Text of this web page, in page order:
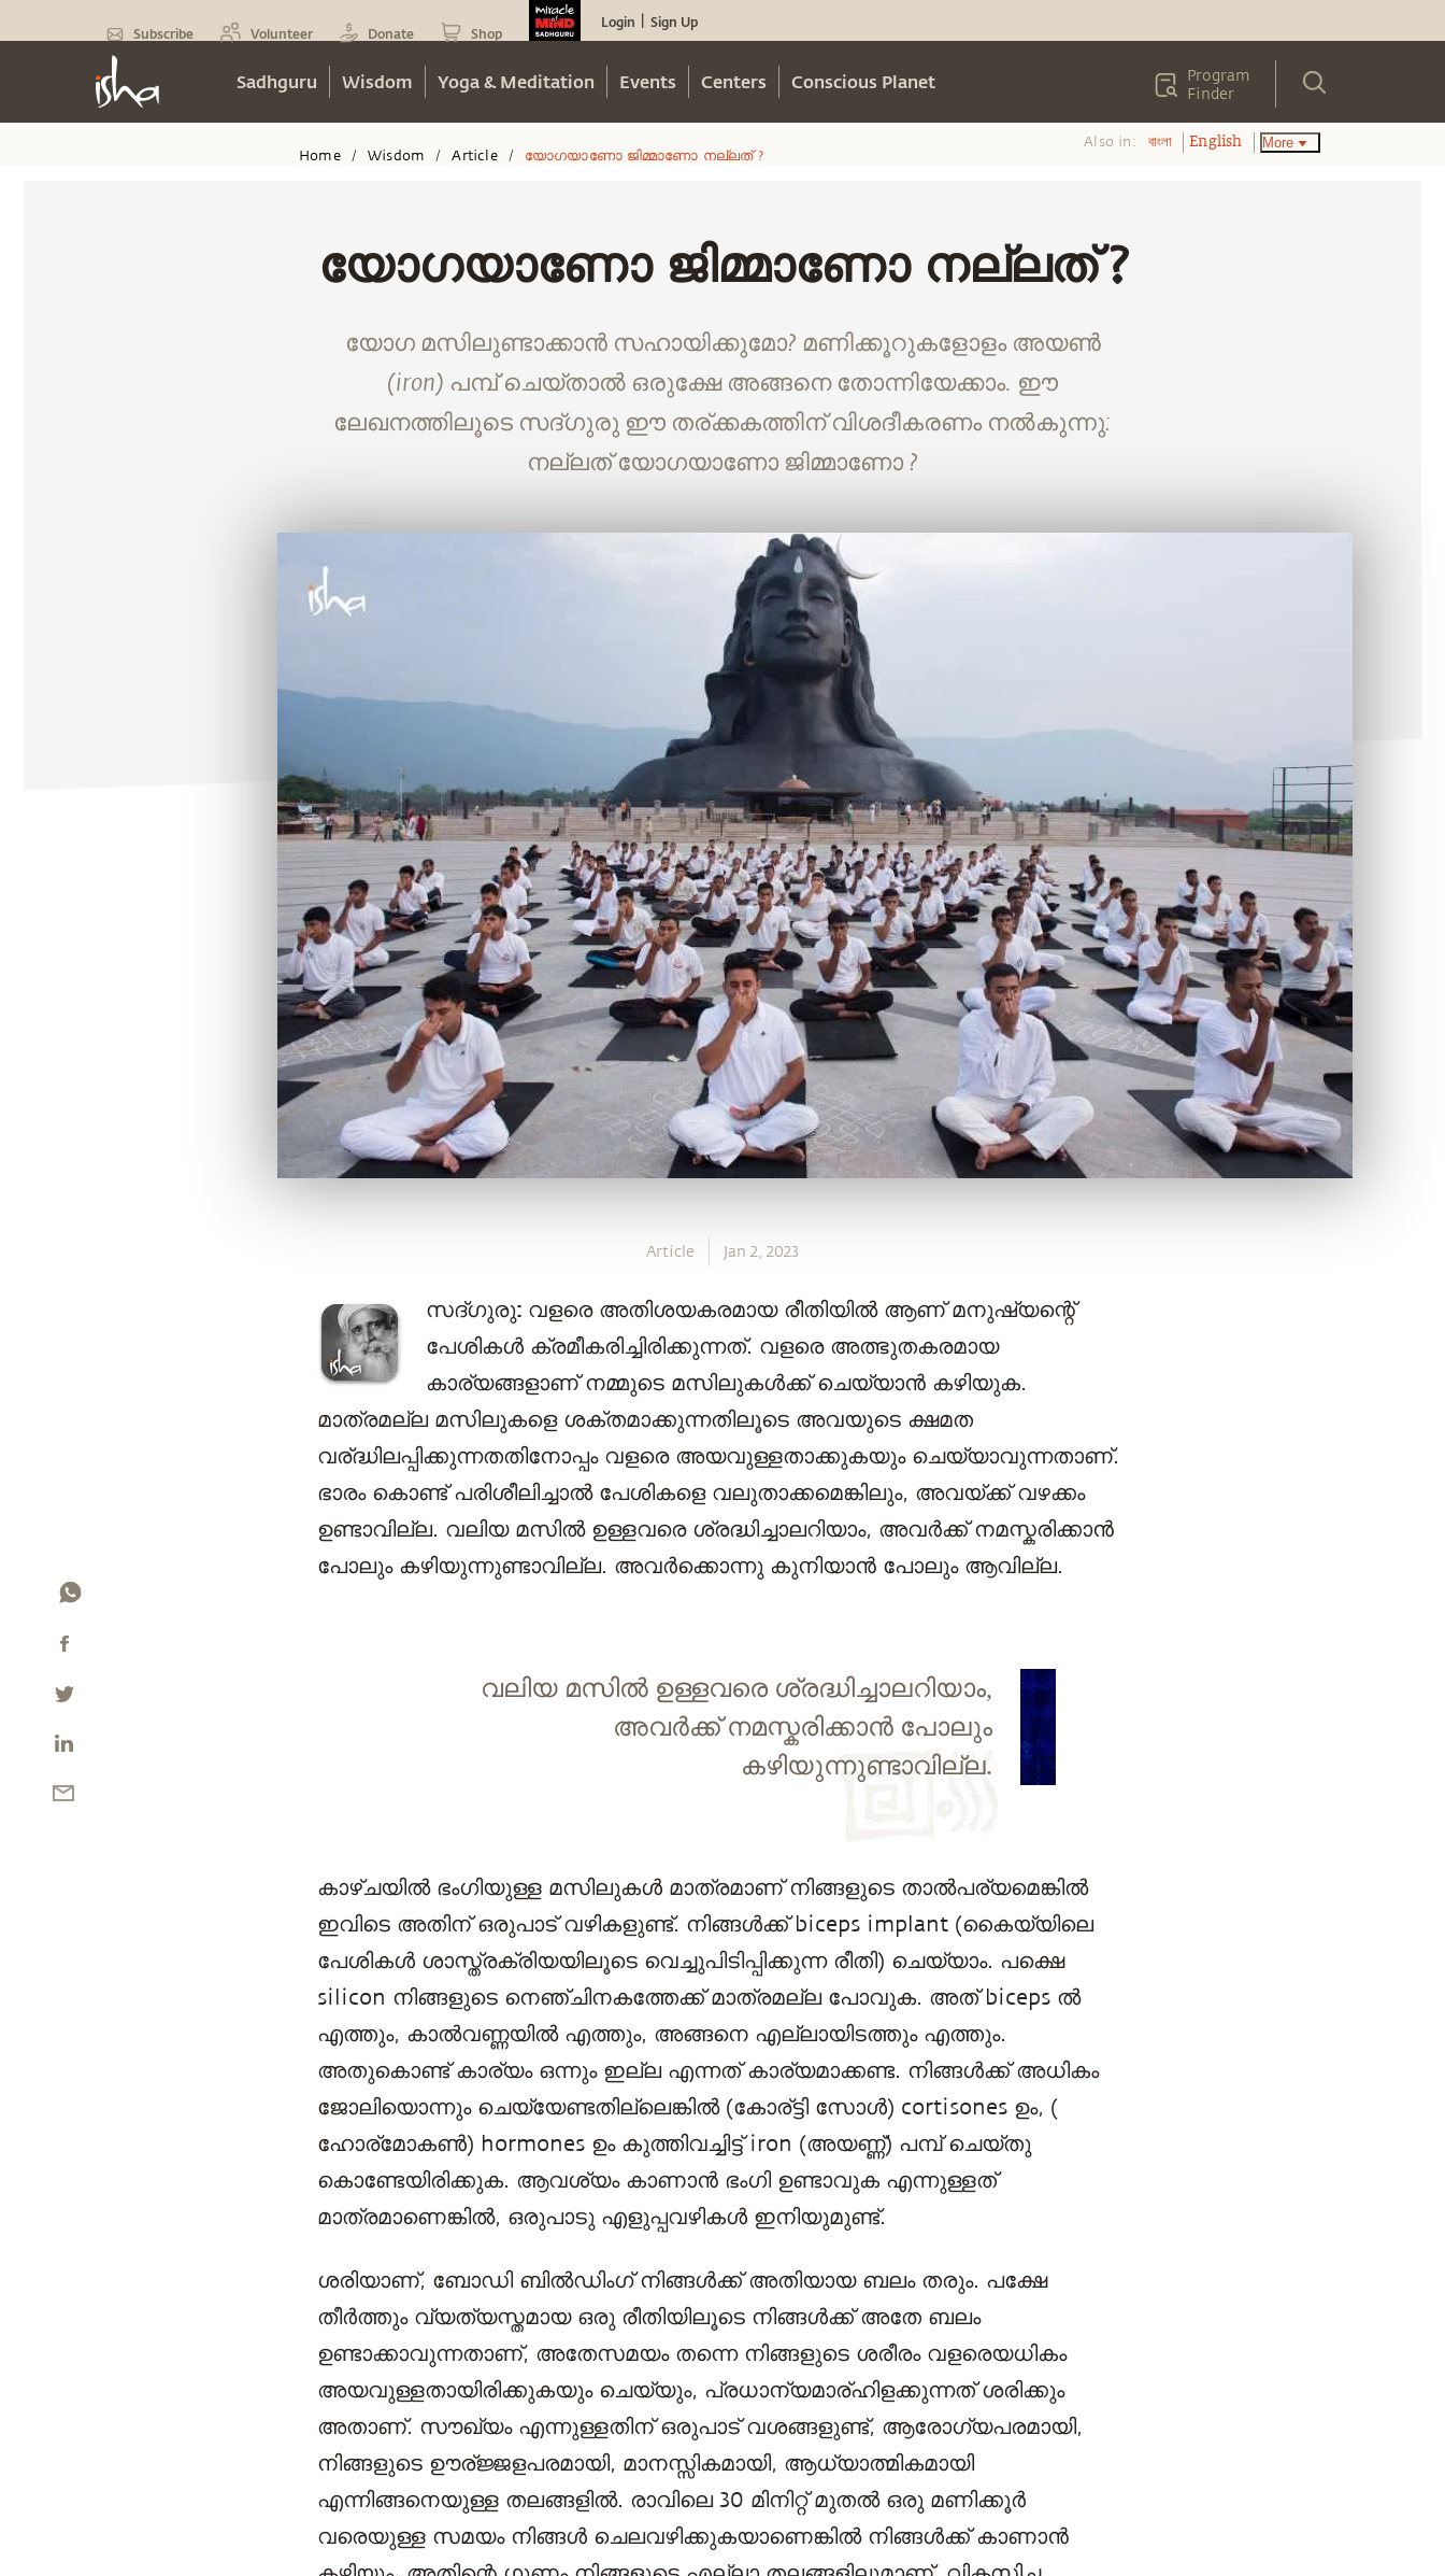
Subscribe Volunteer Donate Shop
Login Sign Up
Sadhguru Wisdom Yoga & Meditation Events Centers Conscious Planet
Program
Finder
Home / Wisdom / Article / യോഗയാണോ ജിമ്മാണോ നല്ലത് ?
Also in: বাংলা English More
യോഗയാണോ ജിമ്മാണോ നല്ലത് ?
യോഗ മസിലുണ്ടാക്കാൻ സഹായിക്കുമോ? മണിക്കൂറുകളോളം അയൺ
(iron) പമ്പ് ചെയ്‌താല്‍ ഒരുക്ഷേ അങ്ങനെ തോന്നിയേക്കാം. ഈ
ലേഖനത്തിലൂടെ സദ്ഗുരു ഈ തര്ക്കകത്തിന് വിശദീകരണം നൽകുന്നു:
നല്ലത് യോഗയാണോ ജിമ്മാണോ ?
Article Jan 2, 2023
സദ്ഗുരു: വളരെ അതിശയകരമായ രീതിയിൽ ആണ് മനുഷ്യന്റെ്
പേശികള്‍ ക്രമീകരിച്ചിരിക്കുന്നത്. വളരെ അത്ഭുതകരമായ
കാര്യങ്ങളാണ് നമ്മുടെ മസിലുകൾക്ക് ചെയ്യാൻ കഴിയുക.
മാത്രമല്ല മസിലുകളെ ശക്തമാക്കുന്നതിലൂടെ അവയുടെ ക്ഷമത
വര്ദ്ധിലപ്പിക്കുന്നതതിനോപ്പം വളരെ അയവുള്ളതാക്കുകയും ചെയ്യാവുന്നതാണ്.
ഭാരം കൊണ്ട് പരിശീലിച്ചാല്‍ പേശികളെ വലുതാക്കമെങ്കിലും, അവയ്ക്ക് വഴക്കം
ഉണ്ടാവില്ല. വലിയ മസിൽ ഉള്ളവരെ ശ്രദ്ധിച്ചാലറിയാം, അവർക്ക് നമസ്കരിക്കാന്‍
പോലും കഴിയുന്നുണ്ടാവില്ല. അവർക്കൊന്നു കുനിയാൻ പോലും ആവില്ല.
വലിയ മസിൽ ഉള്ളവരെ ശ്രദ്ധിച്ചാലറിയാം,
അവർക്ക് നമസ്കരിക്കാന്‍ പോലും
കഴിയുന്നുണ്ടാവില്ല.
കാഴ്ചയില്‍ ഭംഗിയുള്ള മസിലുകൾ മാത്രമാണ് നിങ്ങളുടെ താൽപര്യമെങ്കിൽ
ഇവിടെ അതിന് ഒരുപാട് വഴികളുണ്ട്. നിങ്ങൾക്ക് biceps implant (കൈയ്യിലെ
പേശികള്‍ ശാസ്ത്രക്രിയയിലൂടെ വെച്ചുപിടിപ്പിക്കുന്ന രീതി) ചെയ്യാം. പക്ഷെ
silicon നിങ്ങളുടെ നെഞ്ചിനകത്തേക്ക് മാത്രമല്ല പോവുക. അത് biceps ൽ
എത്തും, കാൽവണ്ണയിൽ എത്തും, അങ്ങനെ എല്ലായിടത്തും എത്തും.
അതുകൊണ്ട് കാര്യം ഒന്നും ഇല്ല എന്നത് കാര്യമാക്കണ്ട. നിങ്ങൾക്ക് അധികം
ജോലിയൊന്നും ചെയ്യേണ്ടതില്ലെങ്കില്‍ (കോര്ട്ടി സോള്‍) cortisones ഉം, (
ഹോര്മോകണ്‍) hormones ഉം കുത്തിവച്ചിട്ട്‌ iron (അയണ്ണ്‍) പമ്പ് ചെയ്തു
കൊണ്ടേയിരിക്കുക. ആവശ്യം കാണാൻ ഭംഗി ഉണ്ടാവുക എന്നുള്ളത്
മാത്രമാണെങ്കിൽ, ഒരുപാടു എളുപ്പവഴികൾ ഇനിയുമുണ്ട്.
ശരിയാണ്, ബോഡി ബിൽഡിംഗ് നിങ്ങൾക്ക് അതിയായ ബലം തരും. പക്ഷേ
തീർത്തും വ്യത്യസ്തമായ ഒരു രീതിയിലൂടെ നിങ്ങൾക്ക് അതേ ബലം
ഉണ്ടാക്കാവുന്നതാണ്, അതേസമയം തന്നെ നിങ്ങളുടെ ശരീരം വളരെയധികം
അയവുള്ളതായിരിക്കുകയും ചെയ്യും, പ്രധാന്യമാര്ഹിളക്കുന്നത് ശരിക്കും
അതാണ്. സൗഖ്യം എന്നുള്ളതിന് ഒരുപാട് വശങ്ങളുണ്ട്, ആരോഗ്യപരമായി,
നിങ്ങളുടെ ഊര്ജ്ജളപരമായി, മാനസ്സികമായി, ആധ്യാത്മികമായി
എന്നിങ്ങനെയുള്ള തലങ്ങളില്‍. രാവിലെ 30 മിനിറ്റ് മുതൽ ഒരു മണിക്കൂർ
വരെയുള്ള സമയം നിങ്ങൾ ചെലവഴിക്കുകയാണെങ്കിൽ നിങ്ങൾക്ക് കാണാൻ